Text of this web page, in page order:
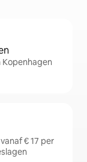
€ 17 per